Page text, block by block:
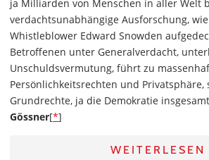
ja Milliarden von Menschen in aller Welt
verdachtsunabhängige Ausforschung,
Whistleblower Edward Snowden
Betroffenen unter Generalverdacht,
Unschuldsvermutung, führt zu
Persönlichkeitsrechten und
Grundrechte, ja die Demokratie
Gössner[*]
WEITERLESEN